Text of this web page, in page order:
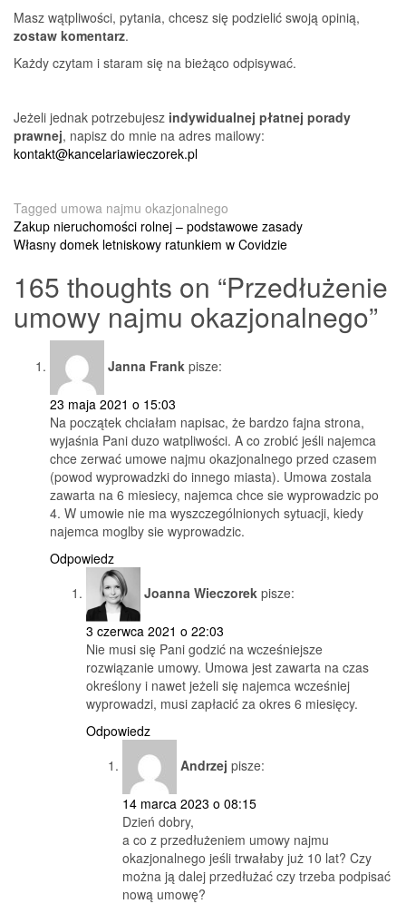
Masz wątpliwości, pytania, chcesz się podzielić swoją opinią,
zostaw komentarz.
Każdy czytam i staram się na bieżąco odpisywać.
Jeżeli jednak potrzebujesz indywidualnej płatnej porady
prawnej, napisz do mnie na adres mailowy:
kontakt@kancelariawieczorek.pl
Tagged umowa najmu okazjonalnego
Nawigacja
wpisu
Zakup nieruchomości rolnej – podstawowe zasady
Własny domek letniskowy ratunkiem w Covidzie
165 thoughts on “Przedłużenie
umowy najmu okazjonalnego”
Janna Frank pisze:
23 maja 2021 o 15:03
Na początek chciałam napisac, że bardzo fajna strona,
wyjaśnia Pani duzo watpliwości. A co zrobić jeśli najemca
chce zerwać umowe najmu okazjonalnego przed czasem
(powod wyprowadzki do innego miasta). Umowa zostala
zawarta na 6 miesiecy, najemca chce sie wyprowadzic po
4. W umowie nie ma wyszczególnionych sytuacji, kiedy
najemca moglby sie wyprowadzic.
Odpowiedz
Joanna Wieczorek pisze:
3 czerwca 2021 o 22:03
Nie musi się Pani godzić na wcześniejsze
rozwiązanie umowy. Umowa jest zawarta na czas
określony i nawet jeżeli się najemca wcześniej
wyprowadzi, musi zapłacić za okres 6 miesięcy.
Odpowiedz
Andrzej pisze:
14 marca 2023 o 08:15
Dzień dobry,
a co z przedłużeniem umowy najmu
okazjonalnego jeśli trwałaby już 10 lat? Czy
można ją dalej przedłużać czy trzeba podpisać
nową umowę?